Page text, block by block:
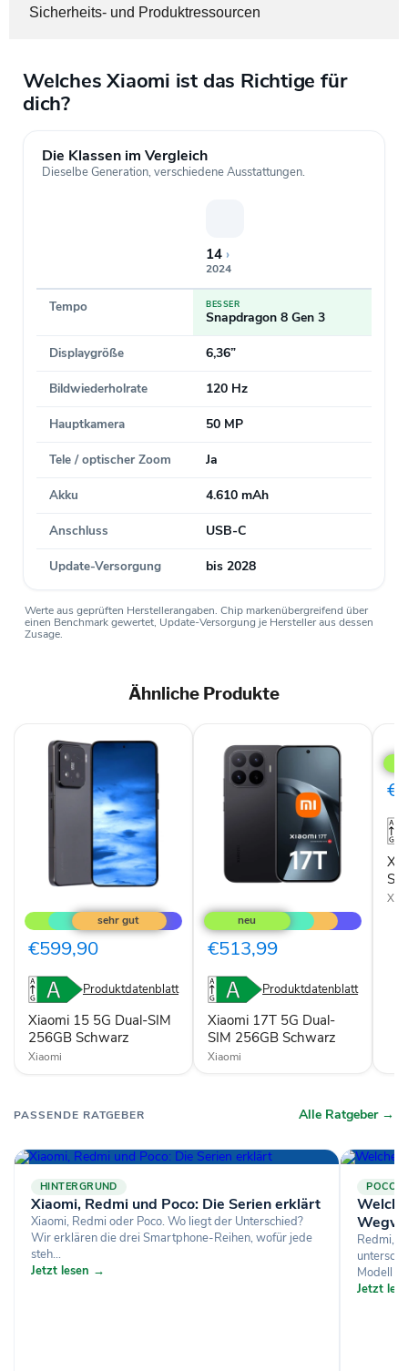
Sicherheits- und Produktressourcen
Welches Xiaomi ist das Richtige für
dich?
Die Klassen im Vergleich
Dieselbe Generation, verschiedene Ausstattungen.
14 ›
2024
Tempo BESSER
Snapdragon 8 Gen 3
Displaygröße 6,36”
Bildwiederholrate 120 Hz
Hauptkamera 50 MP
Tele / optischer Zoom Ja
Akku 4.610 mAh
Anschluss USB-C
Update-Versorgung bis 2028
Werte aus geprüften Herstellerangaben. Chip markenübergreifend über
einen Benchmark gewertet, Update-Versorgung je Hersteller aus dessen
Zusage.
Ähnliche Produkte
15
5G
Dual-
SIM
Schwarz
€599,90
Produktdatenblatt
Xiaomi 15 5G Dual-SIM
256GB Schwarz
Xiaomi
17T
5G
Dual-
SIM
Schwarz
€513,99
Produktdatenblatt
Xiaomi 17T 5G Dual-
SIM 256GB Schwarz
Xiaomi
17T
5G
SIM
Blau
PASSENDE RATGEBER Alle Ratgeber →
HINTERGRUND
Xiaomi, Redmi und Poco: Die Serien erklärt
Xiaomi, Redmi oder Poco. Wo liegt der Unterschied?
Wir erklären die drei Smartphone-Reihen, wofür jede
steh...
Jetzt lesen →
POCO
Redmi,
Modell
Jetzt